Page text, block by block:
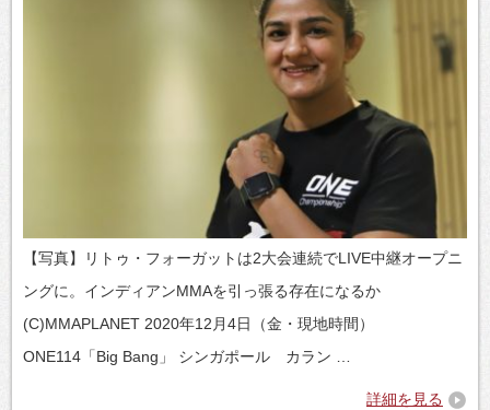
【写真】リトゥ・フォーガットは2大会連続でLIVE中継オープニ
ングに。インディアンMMAを引っ張る存在になるか
(C)MMAPLANET 2020年12月4日（金・現地時間）
ONE114「Big Bang」 シンガポール カラン …
詳細を見る